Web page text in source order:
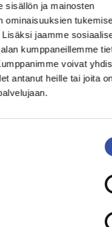
sisällön ja mainosten
ominaisuuksien
jaamme
kumppaneillemme
voivat
antanut heille tai joita